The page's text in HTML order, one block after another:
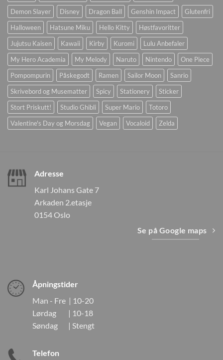
Demon Slayer
Disney Dragon Ball Genshin Impact
Glutenfri
Halloween
Hatsune Miku Hello Kitty
Høstfavoritter
Jujutsu Kaisen
Kawaii Kirby Kuromi
Lulu Anbefaler
My Hero Academia
My Melody Naruto Nintendo
One Piece
Pompompurin
Påskegodt Ramen Sailor Moon
Sanrio
Skrivebord og Musematter
Spicy Stationery
Sticker
Stort Priskutt!
Studio Ghibli Super Mario
Totoro
Valentine's Day og Morsdag
Vegan Vocaloid Zelda
Adresse
Karl Johans Gate 7
Arkaden 2.etasje
0154 Oslo
Se på Google maps
Åpningstider
Man - Fre | 10-20
Lørdag | 10-18
Søndag | Stengt
Telefon